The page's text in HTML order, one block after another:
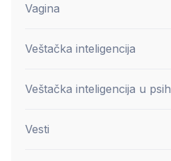
Vagina
Veštačka inteligencija
Veštačka inteligencija u
Vesti